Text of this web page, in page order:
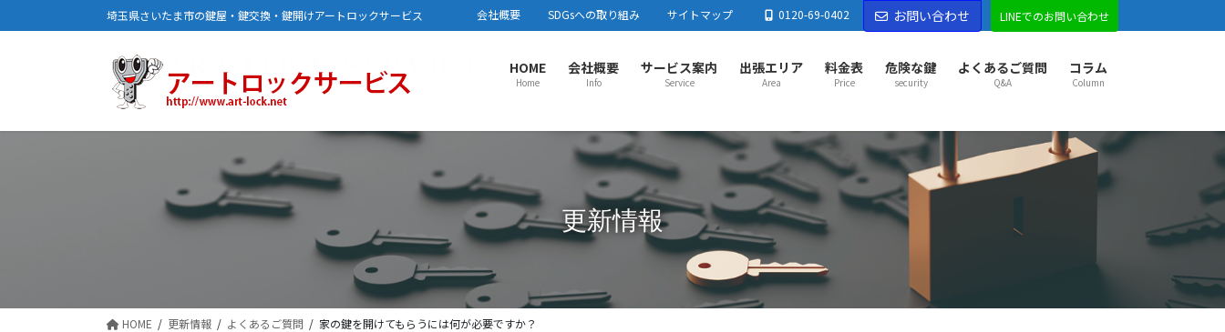
ン
ビ
埼玉県さいたま市の鍵屋・鍵交換・鍵開けアートロックサービス 会社概要 SDGsへの取り組み サイトマップ 0120-69-0402 お問い合わせ LINEでのお問い合わせ
HOME
Home
会社概要
Info
サービス案内
Service
出張エリア
Area
さいたま市センター
さいたま市川口市蕨市戸田市
足立区
練馬区
春日部市センター
春日部市越谷市 草加市八潮市
吉川市
加須市 久喜市幸手市宮代町杉戸町松伏町
松戸市
流山市
古河市 五霞町境町
上尾市センター
上尾市蓮田市行田市羽生市鴻巣市 桶川市北本市
白岡市伊奈町川島町吉見町
川越市センター
川越市東松山市 坂戸市鶴ヶ島市
毛呂山町
朝霞市志木市和光市
新座市富士見市日高市 東村山市周辺
熊谷市センター
熊谷市秩父市 深谷市
上里町寄居町
栃木市足利市伊勢崎市太田市館林市邑楽郡
料金表
Price
危険な鍵
security
よくあるご質問
Q&A
コラム
Column
更新情報
HOME 更新情報 よくあるご質問 家の鍵を開けてもらうには何が必要ですか？